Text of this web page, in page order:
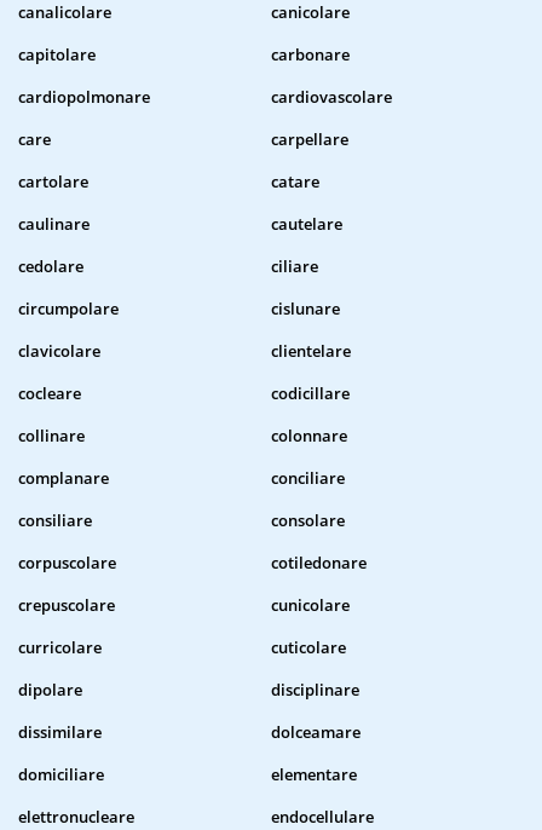
canalicolare
canicolare
capitolare
carbonare
cardiopolmonare
cardiovascolare
care
carpellare
cartolare
catare
caulinare
cautelare
cedolare
ciliare
circumpolare
cislunare
clavicolare
clientelare
cocleare
codicillare
collinare
colonnare
complanare
conciliare
consiliare
consolare
corpuscolare
cotiledonare
crepuscolare
cunicolare
curricolare
cuticolare
dipolare
disciplinare
dissimilare
dolceamare
domiciliare
elementare
elettronucleare
endocellulare